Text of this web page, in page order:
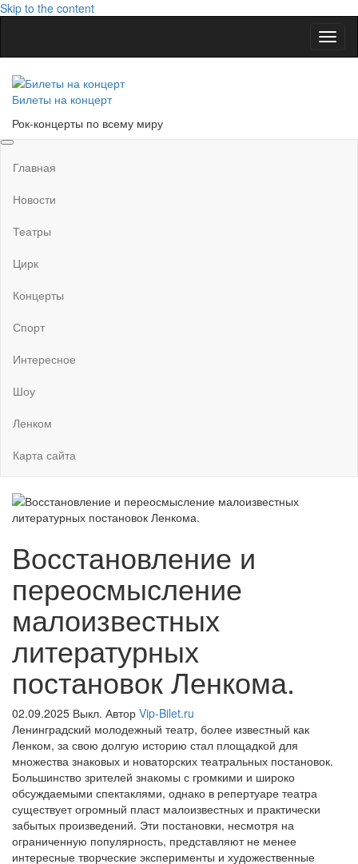
Skip to the content
Билеты на концерт
Рок-концерты по всему миру
Главная
Новости
Театры
Цирк
Концерты
Спорт
Интересное
Шоу
Ленком
Карта сайта
Восстановление и
переосмысление
малоизвестных
литературных
постановок Ленкома.
02.09.2025 Выкл. Автор Vip-Bilet.ru
Ленинградский молодежный театр, более известный как
Ленком, за свою долгую историю стал площадкой для
множества знаковых и новаторских театральных постановок.
Большинство зрителей знакомы с громкими и широко
обсуждаемыми спектаклями, однако в репертуаре театра
существует огромный пласт малоизвестных и практически
забытых произведений. Эти постановки, несмотря на
ограниченную популярность, представляют не менее
интересные творческие эксперименты и художественные